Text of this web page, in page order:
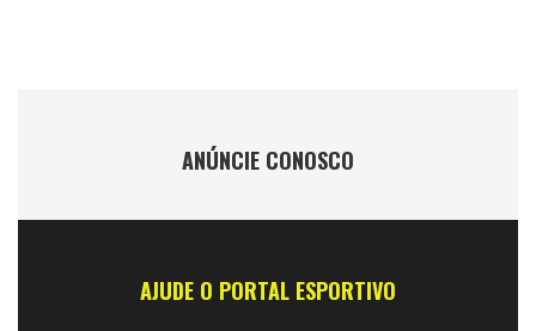
ANÚNCIE CONOSCO
AJUDE O PORTAL ESPORTIVO